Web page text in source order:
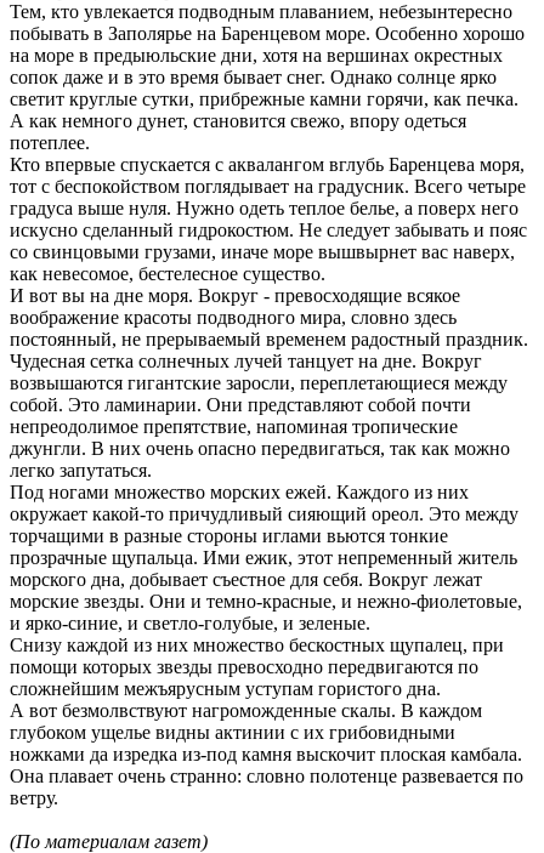
Тем, кто увлекается подводным плаванием, небезынтересно
побывать в Заполярье на Баренцевом море. Особенно хорошо
на море в предыюльские дни, хотя на вершинах окрестных
сопок даже и в это время бывает снег. Однако солнце ярко
светит круглые сутки, прибрежные камни горячи, как печка.
А как немного дунет, становится свежо, впору одеться
потеплее.
Кто впервые спускается с аквалангом вглубь Баренцева моря,
тот с беспокойством поглядывает на градусник. Всего четыре
градуса выше нуля. Нужно одеть теплое белье, а поверх него
искусно сделанный гидрокостюм. Не следует забывать и пояс
со свинцовыми грузами, иначе море вышвырнет вас наверх,
как невесомое, бестелесное существо.
И вот вы на дне моря. Вокруг - превосходящие всякое
воображение красоты подводного мира, словно здесь
постоянный, не прерываемый временем радостный праздник.
Чудесная сетка солнечных лучей танцует на дне. Вокруг
возвышаются гигантские заросли, переплетающиеся между
собой. Это ламинарии. Они представляют собой почти
непреодолимое препятствие, напоминая тропические
джунгли. В них очень опасно передвигаться, так как можно
легко запутаться.
Под ногами множество морских ежей. Каждого из них
окружает какой-то причудливый сияющий ореол. Это между
торчащими в разные стороны иглами вьются тонкие
прозрачные щупальца. Ими ежик, этот непременный житель
морского дна, добывает съестное для себя. Вокруг лежат
морские звезды. Они и темно-красные, и нежно-фиолетовые,
и ярко-синие, и светло-голубые, и зеленые.
Снизу каждой из них множество бескостных щупалец, при
помощи которых звезды превосходно передвигаются по
сложнейшим межъярусным уступам гористого дна.
А вот безмолвствуют нагроможденные скалы. В каждом
глубоком ущелье видны актинии с их грибовидными
ножками да изредка из-под камня выскочит плоская камбала.
Она плавает очень странно: словно полотенце развевается по
ветру.
(По материалам газет)